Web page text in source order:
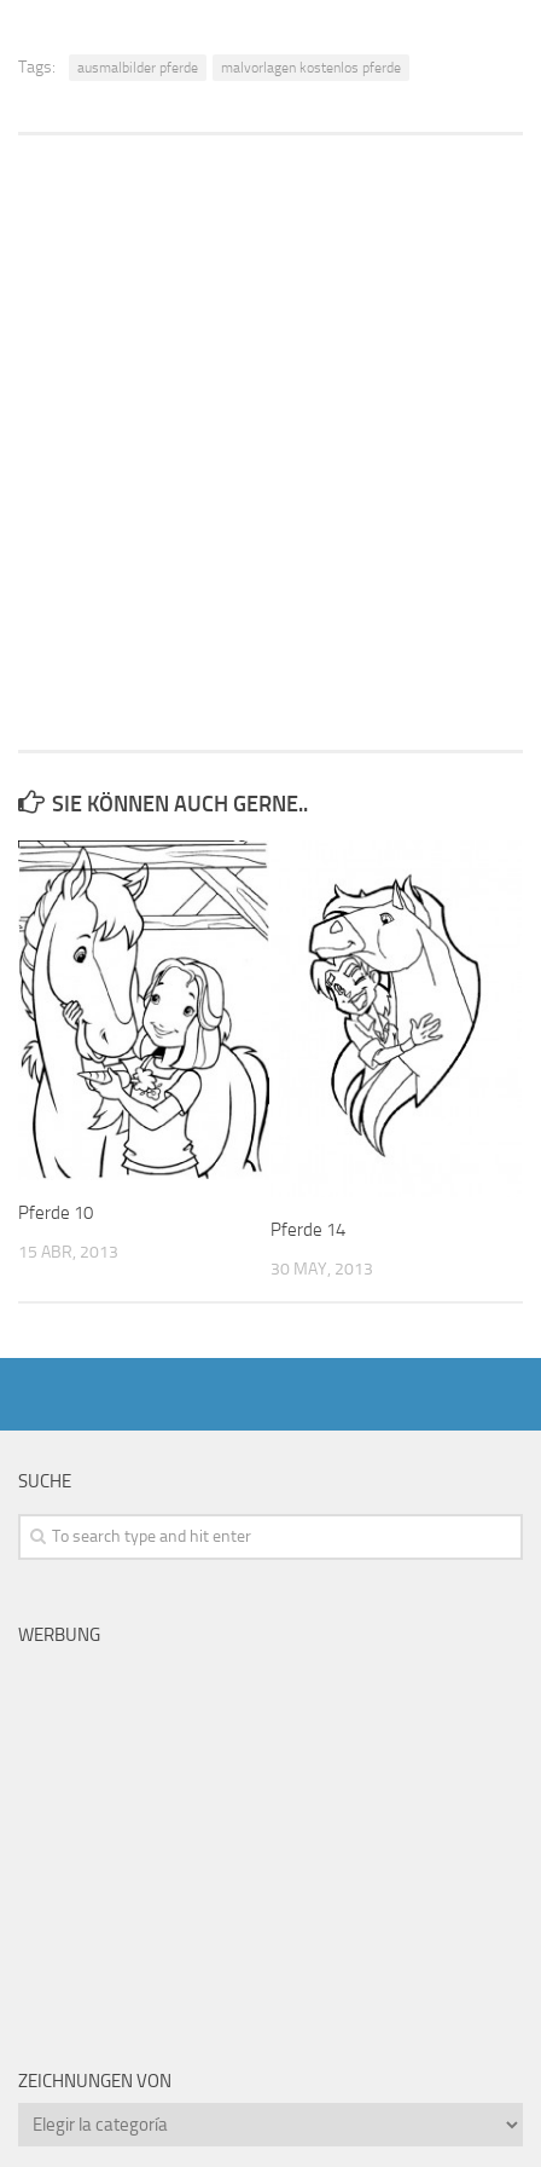
Tags: ausmalbilder pferde malvorlagen kostenlos pferde
SIE KÖNNEN AUCH GERNE..
Pferde 10
15 ABR, 2013
Pferde 14
30 MAY, 2013
SUCHE
WERBUNG
ZEICHNUNGEN VON
Zeichnungen